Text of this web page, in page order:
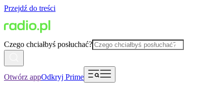
Przejdź do treści
Czego chciałbyś posłuchać?
Otwórz appOdkryj Prime